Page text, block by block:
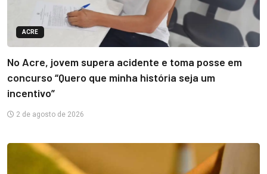
ACRE
No Acre, jovem supera acidente e toma posse em
concurso “Quero que minha história seja um
incentivo”
2 de agosto de 2026